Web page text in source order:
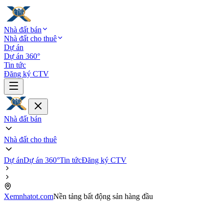
Nhà đất bán
Nhà đất cho thuê
Dự án
Dự án 360°
Tin tức
Đăng ký CTV
Nhà đất bán
Nhà đất cho thuê
Dự ánDự án 360°Tin tứcĐăng ký CTV
Xemnhatot.comNền tảng bất động sản hàng đầu